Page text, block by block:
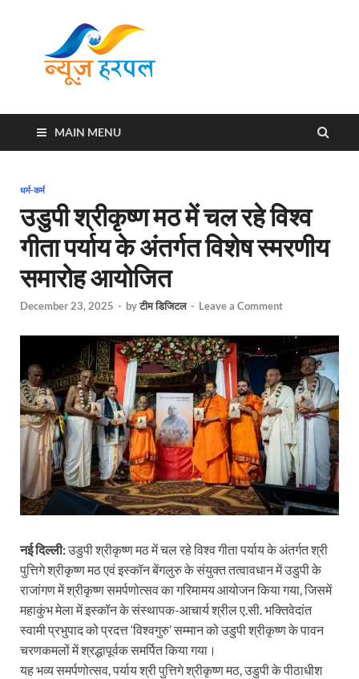
MAIN MENU
धर्म-कर्म
उडुपी श्रीकृष्ण मठ में चल रहे विश्व
गीता पर्याय के अंतर्गत विशेष स्मरणीय
समारोह आयोजित
December 23, 2025 - byटीम डिजिटल - Leave a Comment
नई दिल्ली:उडुपी श्रीकृष्ण मठ में चल रहे विश्व गीता पर्याय के अंतर्गत श्री
पुत्तिगे श्रीकृष्ण मठ एवं इस्कॉन बेंगलुरु के संयुक्त तत्वावधान में उडुपी के
राजांगण में श्रीकृष्ण समर्पणोत्सव का गरिमामय आयोजन किया गया, जिसमें
महाकुंभ मेला में इस्कॉन के संस्थापक-आचार्य श्रील ए.सी. भक्तिवेदांत
स्वामी प्रभुपाद को प्रदत्त ‘विश्वगुरु’ सम्मान को उडुपी श्रीकृष्ण के पावन
चरणकमलों में श्रद्धापूर्वक समर्पित किया गया।
यह भव्य समर्पणोत्सव, पर्याय श्री पुत्तिगे श्रीकृष्ण मठ, उडुपी के पीठाधीश